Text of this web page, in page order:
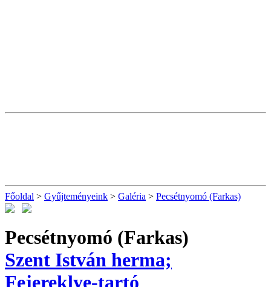
Főoldal > Gyűjteményeink > Galéria > Pecsétnyomó (Farkas)
Pecsétnyomó (Farkas)
Szent István herma;
Fejereklye-tartó